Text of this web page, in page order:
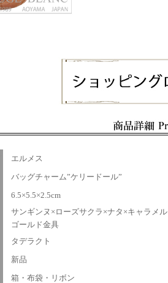
エルメス
バッグチャーム”ケリードール”
6.5×5.5×2.5cm
サンギンヌ×ローズサクラ×ナタ×キャラメル
ゴールド金具
タデラクト
新品
箱・布袋・リボン